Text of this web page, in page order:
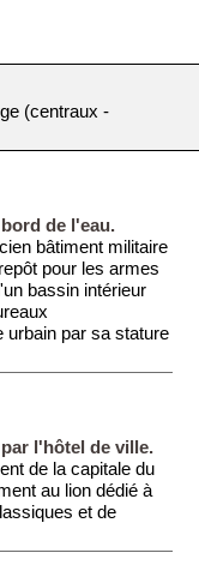
(centraux -
de l'eau.
bâtiment militaire
pour les armes
bassin intérieur
urbain par sa stature
l'hôtel de ville.
de la capitale du
au lion dédié à
et de